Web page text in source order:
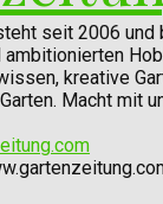
seit 2006 und
kreative
Macht mit